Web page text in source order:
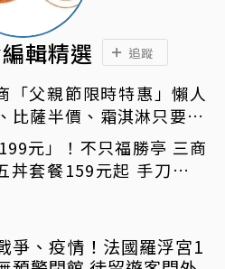
輯精選 追蹤
「父親節限時特惠」懶人
比薩半價、霜淇淋只要10
元」！不只福勝亭 三商
套餐159元起 手刀免費
爭、疫情！法國羅浮宮1